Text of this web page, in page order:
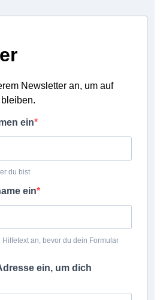
Newsletter an, um auf
ein
du bist
ein
an, bevor du dein Formular
ein, um dich